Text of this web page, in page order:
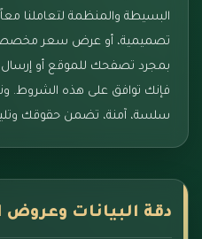
البسيطة والمنظمة لتعاملنا
تصميمية، أو عرض سعر مخصص،
بمجرد تصفحك للموقع أو إرسال
فإنك توافق على هذه الشروط.
سلسة، آمنة، تضمن حقوقك
دقة البيانات وعروض